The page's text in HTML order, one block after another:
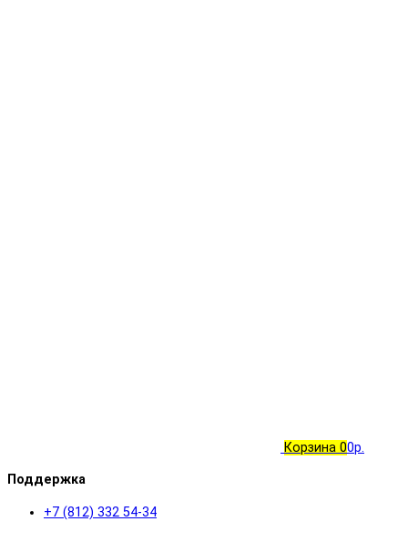
Корзина 00р.
Поддержка
+7 (812) 332 54-34